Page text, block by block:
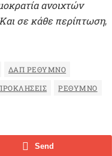
ανοιχτών
σε κάθε περίπτωση,
ΔΑΠ ΡΈΘΥΜΝΟ
ΡΕΘΥΜΝΟ
Send